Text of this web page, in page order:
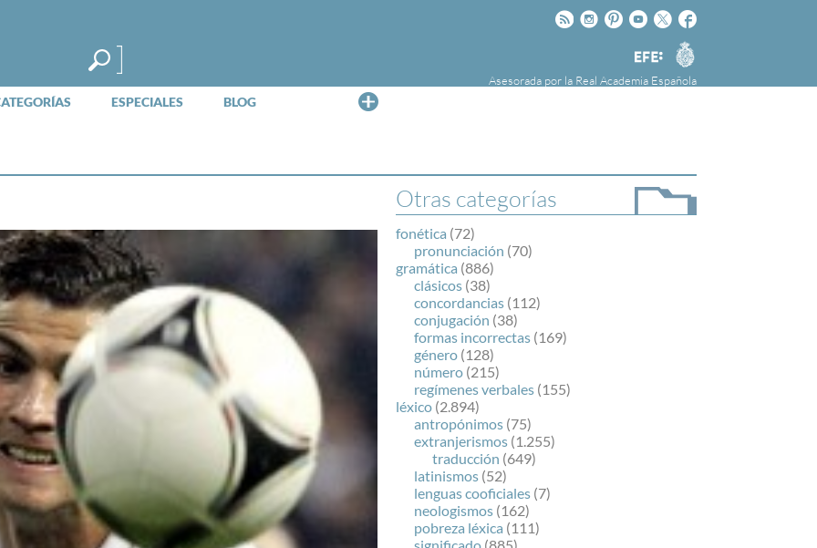
Facebook
Twitter
Youtube
Pinteres
Instagram
Rss
Agencia
EFE
Asesorada por la Real Academia Española
ESPECIALES BLOG
la Agencia Efe y la Real Academia Española,
cuyo objetivo es colaborar con el buen uso del
español en los medios de comunicación y en
Internet.
Otras categorías
fonética (72)
pronunciación (70)
gramática (886)
clásicos (38)
concordancias (112)
conjugación (38)
formas incorrectas (169)
género (128)
número (215)
regímenes verbales (155)
léxico (2.894)
antropónimos (75)
extranjerismos (1.255)
traducción (649)
latinismos (52)
lenguas cooficiales (7)
neologismos (162)
pobreza léxica (111)